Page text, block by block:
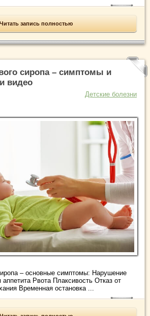
Читать запись полностью
сиропа – симптомы и
видео
Детские болезни
– основные симптомы: Нарушение
Рвота Плаксивость Отказ от
Временная остановка ...